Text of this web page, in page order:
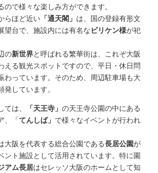
ので様々な楽しみ方ができます。
らほど近い 「通天閣」 は、国の登録有形文
望台で、施設内には有名なビリケン様が祀
の新世界と呼ばれる繁華街は、これぞ大阪
える観光スポットですので、平日・休日問
わっています。そのため、周辺駐車場も大
しています。
ては、 「天王寺」の天王寺公園の中にある
、「てんしば」 で様々なイベントが行われ
大阪を代表する総合公園である長居公園が
ント施設として活用されています。特に園
アム長居はセレッソ大阪のホームとして知